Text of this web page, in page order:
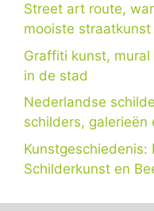
Street art route,
mooiste
Graffiti kunst,
in de stad
Nederlandse
schilders, galerieën
Kunstgeschiedenis:
Schilderkunst en